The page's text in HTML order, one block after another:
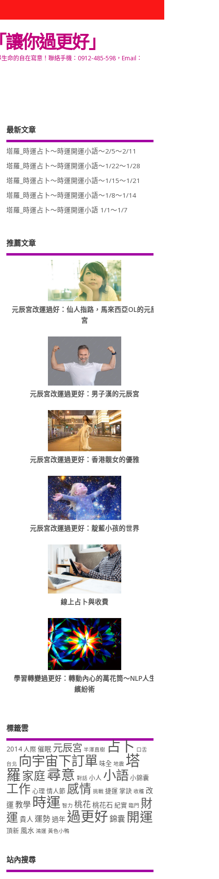
你過更好」
命的自在寫意！聯絡手機：0912-485-598，Email：
最新文章
塔羅_時運占卜～時運開運小語～2/5～2/11
塔羅_時運占卜～時運開運小語～1/22～1/28
塔羅_時運占卜～時運開運小語～1/15～1/21
塔羅_時運占卜～時運開運小語～1/8～1/14
塔羅_時運占卜～時運開運小語 1/1～1/7
推薦文章
元辰宮改運過好：仙人指路，馬來西亞OL的元辰
宮
元辰宮改運過更好：男子漢的元辰宮
元辰宮改運過更好：香港靓女的優雅
元辰宮改運過更好：靛藍小孩的世界
線上占卜與收費
學習轉變過更好：轉動內心的萬花筒～NLP人生
繽紛術
標籤雲
2014 人際 催眠 元辰宮 半澤直樹 占卜 口舌
台北 向宇宙下訂單 味全 地震 塔
羅家庭尋意 對話 小人 小語 小錦囊
工作 心理 情人節 感情 挑戰 捷運 掌訣 收穫 改
運 教學 時運 智力 桃花 桃花石 紀實 臨門 財
運 貴人 運勢過年 過更好錦囊 開運
頂新 風水 鴻運 黃色小鴨
站內搜尋